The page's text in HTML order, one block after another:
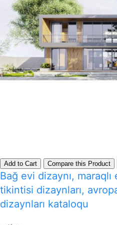
Add to Cart Compare this Product
Bağ evi dizaynı,
tikintisi dizaynları,
dizaynları kataloqu